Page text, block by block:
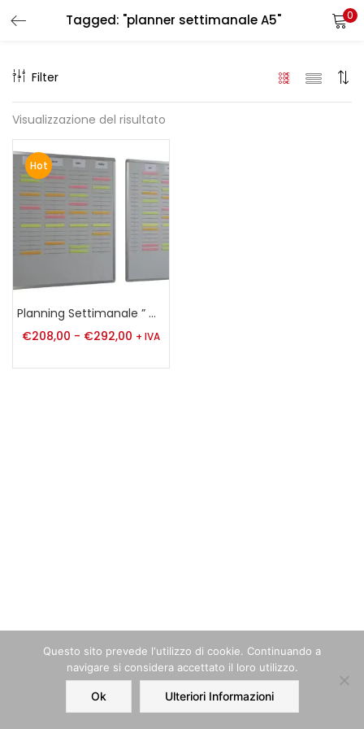
Tagged: "planner settimanale A5" 0
Home Order Account
Filter
Visualizzazione del risultato
Hot
Planning Settimanale ” ORGA-EASY ” A5
€208,00 - €292,00 + IVA
LOGIN REGISTER
Enter your username and password to login.
Remember me
Login
Questo sito prevede l‘utilizzo di cookie. Continuando a
navigare si considera accettato il loro utilizzo.
Ok Ulteriori Informazioni